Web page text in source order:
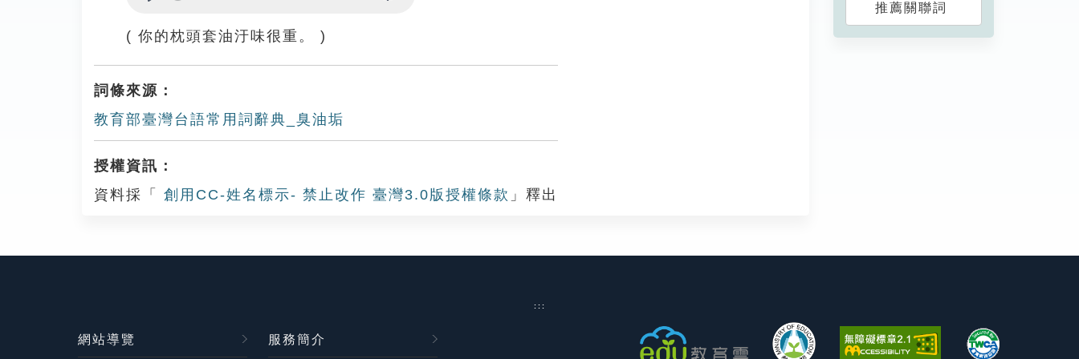
( 你的枕頭套油汙味很重。 )
詞條來源：
教育部臺灣台語常用詞辭典_臭油垢
授權資訊：
資料採「
創用CC-姓名標示- 禁止改作 臺灣3.0版授權條款 」釋出
推薦關聯詞
:::
網站導覽 服務簡介